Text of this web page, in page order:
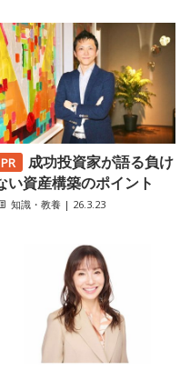
成功投資家が語る負け
い資産構築のポイント
知識・教養 | 26.3.23